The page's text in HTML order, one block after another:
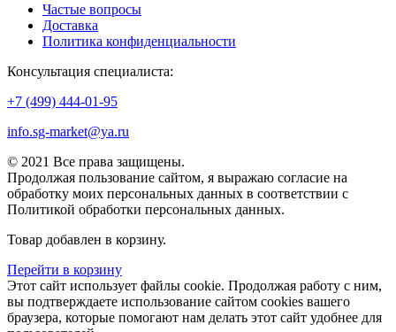
Частые вопросы
Доставка
Политика конфиденциальности
Консультация специалиста:
+7 (499) 444-01-95
info.sg-market@ya.ru
© 2021 Все права защищены.
Продолжая пользование сайтом, я выражаю согласие на
обработку моих персональных данных в соответствии с
Политикой обработки персональных данных.
Товар добавлен в корзину.
Перейти в корзину
Этот сайт использует файлы cookie. Продолжая работу с ним,
вы подтверждаете использование сайтом cookies вашего
браузера, которые помогают нам делать этот сайт удобнее для